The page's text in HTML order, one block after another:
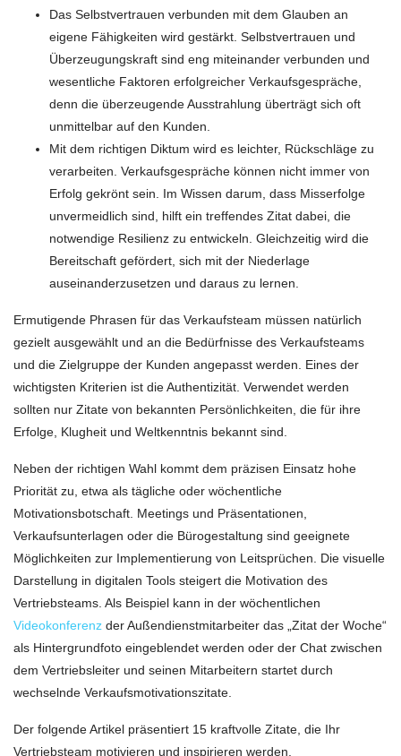
Das Selbstvertrauen verbunden mit dem Glauben an
eigene Fähigkeiten wird gestärkt. Selbstvertrauen und
Überzeugungskraft sind eng miteinander verbunden und
wesentliche Faktoren erfolgreicher Verkaufsgespräche,
denn die überzeugende Ausstrahlung überträgt sich oft
unmittelbar auf den Kunden.
Mit dem richtigen Diktum wird es leichter, Rückschläge zu
verarbeiten. Verkaufsgespräche können nicht immer von
Erfolg gekrönt sein. Im Wissen darum, dass Misserfolge
unvermeidlich sind, hilft ein treffendes Zitat dabei, die
notwendige Resilienz zu entwickeln. Gleichzeitig wird die
Bereitschaft gefördert, sich mit der Niederlage
auseinanderzusetzen und daraus zu lernen.
Ermutigende Phrasen für das Verkaufsteam müssen natürlich
gezielt ausgewählt und an die Bedürfnisse des Verkaufsteams
und die Zielgruppe der Kunden angepasst werden. Eines der
wichtigsten Kriterien ist die Authentizität. Verwendet werden
sollten nur Zitate von bekannten Persönlichkeiten, die für ihre
Erfolge, Klugheit und Weltkenntnis bekannt sind.
Neben der richtigen Wahl kommt dem präzisen Einsatz hohe
Priorität zu, etwa als tägliche oder wöchentliche
Motivationsbotschaft. Meetings und Präsentationen,
Verkaufsunterlagen oder die Bürogestaltung sind geeignete
Möglichkeiten zur Implementierung von Leitsprüchen. Die visuelle
Darstellung in digitalen Tools steigert die Motivation des
Vertriebsteams. Als Beispiel kann in der wöchentlichen
Videokonferenz der Außendienstmitarbeiter das „Zitat der Woche“
als Hintergrundfoto eingeblendet werden oder der Chat zwischen
dem Vertriebsleiter und seinen Mitarbeitern startet durch
wechselnde Verkaufsmotivationszitate.
Der folgende Artikel präsentiert 15 kraftvolle Zitate, die Ihr
Vertriebsteam motivieren und inspirieren werden.